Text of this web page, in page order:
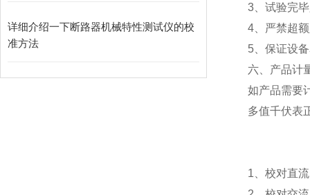
详细介绍一下断路器机械特性测试仪的校
准方法
3、试验完
4、严禁超
5、保证设
六、产品计
如产品需要
多值千伏表
1、校对直